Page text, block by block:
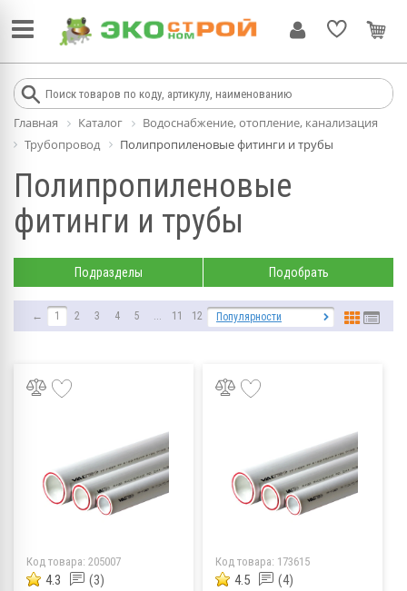
Главная Каталог
Водоснабжение, отопление, канализация
Трубопровод
Полипропиленовые фитинги и трубы
Полипропиленовые
фитинги и трубы
Подразделы Подобрать
← 1 2 3 4 5 ... 11 12 →
Популярности
Код товара: 205007
4.3 (3)
Код товара: 173615
4.5 (4)